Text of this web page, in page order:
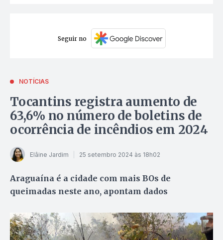
Seguir no
NOTÍCIAS
Tocantins registra aumento de
63,6% no número de boletins de
ocorrência de incêndios em 2024
Elâine Jardim 25 setembro 2024 às 18h02
Araguaína é a cidade com mais BOs de
queimadas neste ano, apontam dados